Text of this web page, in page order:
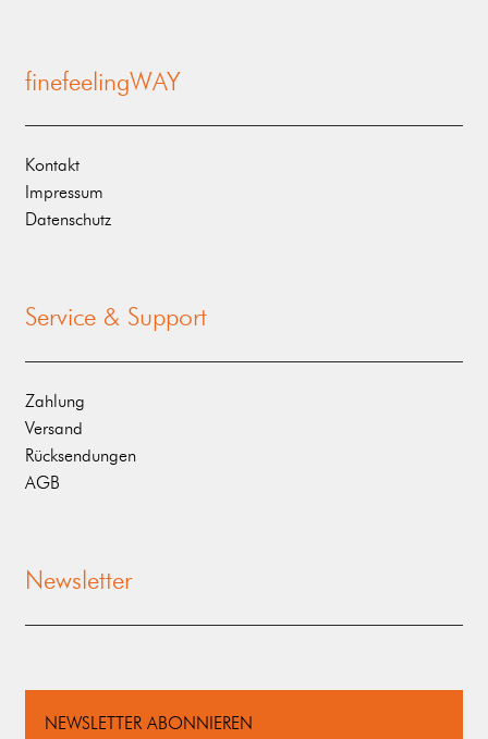
finefeelingWAY
Kontakt
Impressum
Datenschutz
Service & Support
Zahlung
Versand
Rücksendungen
AGB
Newsletter
NEWSLETTER ABONNIEREN